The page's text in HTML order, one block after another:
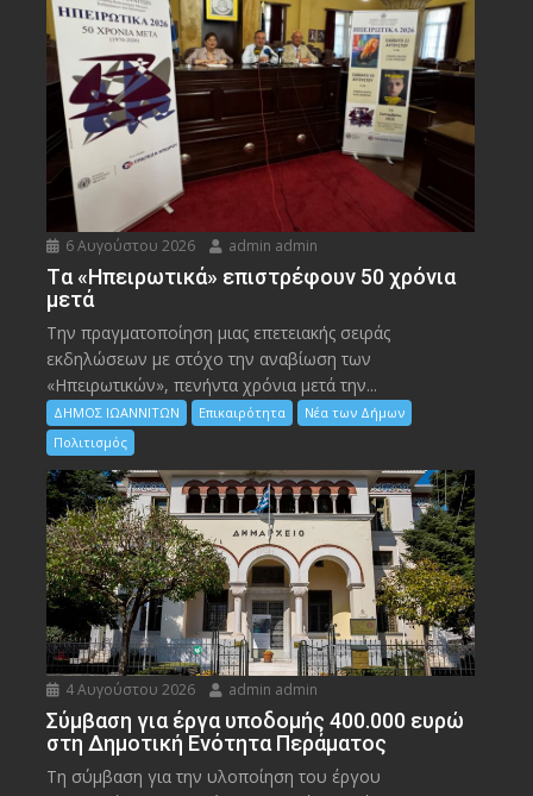
6 Αυγούστου 2026 admin admin
Tα «Ηπειρωτικά» επιστρέφουν 50 χρόνια
μετά
Την πραγματοποίηση μιας επετειακής σειράς
εκδηλώσεων με στόχο την αναβίωση των
«Ηπειρωτικών», πενήντα χρόνια μετά την...
ΔΗΜΟΣ ΙΩΑΝΝΙΤΩΝ Επικαιρότητα
Νέα των Δήμων
Πολιτισμός
4 Αυγούστου 2026 admin admin
Σύμβαση για έργα υποδομής 400.000 ευρώ
στη Δημοτική Ενότητα Περάματος
Τη σύμβαση για την υλοποίηση του έργου